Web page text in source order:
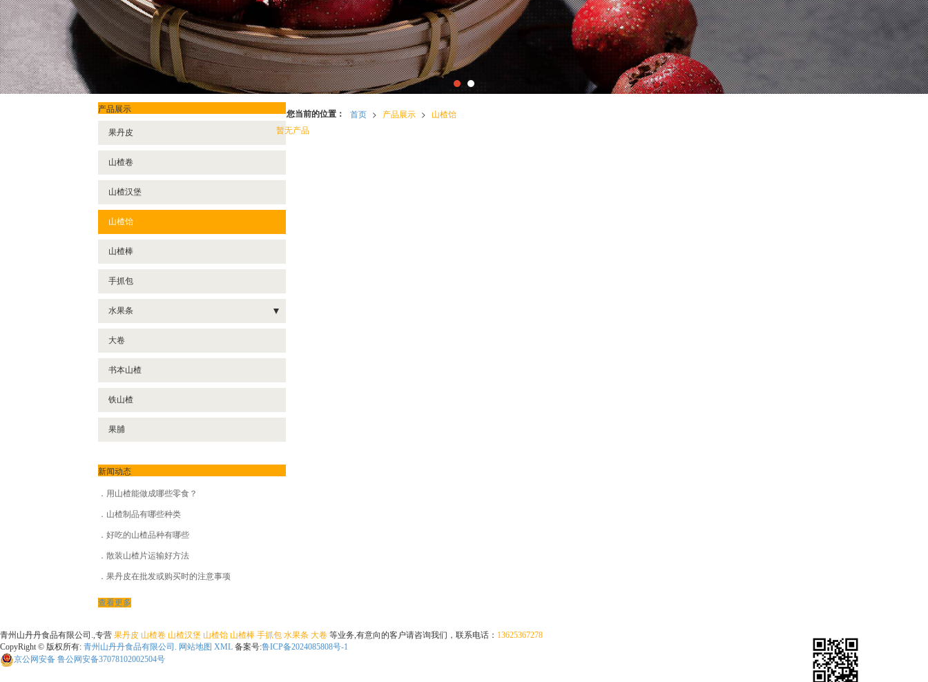
您当前的位置： 首页 > 产品展示 > 山楂饴
暂无产品
产品展示
果丹皮
山楂卷
山楂汉堡
山楂饴
山楂棒
手抓包
水果条
- 山楂草莓
- 山楂蜂蜜
- 山楂枸杞
- 山楂蓝莓
大卷
书本山楂
铁山楂
果脯
新闻动态
用山楂能做成哪些零食？
山楂制品有哪些种类
好吃的山楂品种有哪些
散装山楂片运输好方法
果丹皮在批发或购买时的注意事项
查看更多
青州山丹丹食品有限公司.,专营 果丹皮 山楂卷 山楂汉堡 山楂饴 山楂棒 手抓包 水果条 大卷 等业务,有意向的客户请咨询我们，联系电话： 13625367278
CopyRight © 版权所有: 青州山丹丹食品有限公司. 网站地图 XML 备案号:鲁ICP备2024085808号-1
京公网安备 鲁公网安备37078102002504号